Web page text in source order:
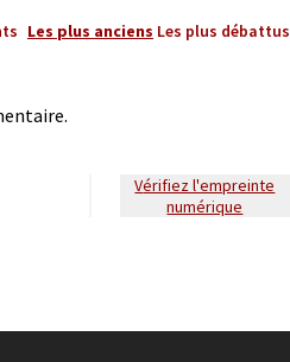
Les plus anciens Les plus débattus
Vérifiez l'empreinte
numérique